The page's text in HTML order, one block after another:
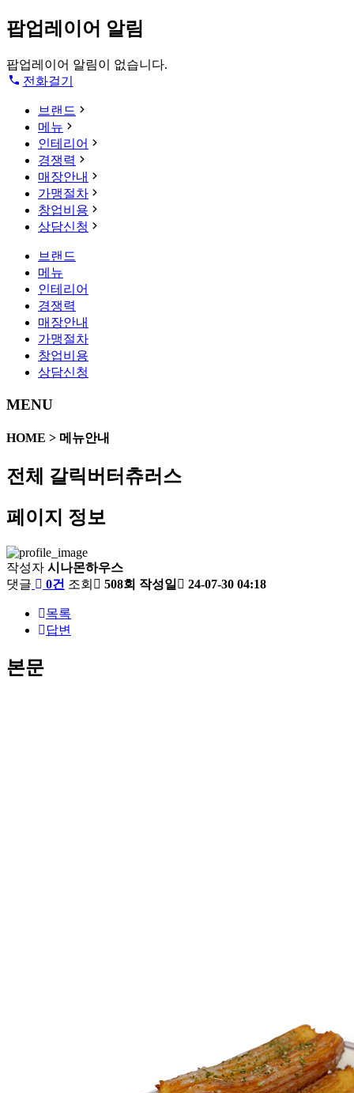
팝업레이어 알림
팝업레이어 알림이 없습니다.
전화걸기
브랜드
메뉴
인테리어
경쟁력
매장안내
가맹절차
창업비용
상담신청
브랜드
메뉴
인테리어
경쟁력
매장안내
가맹절차
창업비용
상담신청
MENU
HOME > 메뉴안내
전체
갈릭버터츄러스
페이지 정보
작성자 시나몬하우스
댓글
0건 조회 508회 작성일 24-07-30 04:18
목록
답변
본문